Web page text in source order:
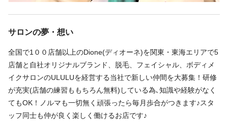
10:00〜15:00
14:00〜19:00
16:00〜21:00
シフト制
ご希望の勤務時間があればご相談ください。（上記時間より長時
間或いは短時間可）
実際に入社1年目で店長に抜擢された人もいますよ♪
“お客様に近い存在”として武器になります｡
｢美容に興味はあるから｣｢エステに通うのが好きだから♪｣とスター
トの理由は何でもOKです！
Dioneで美容好きな仲間に囲まれて仕事をしてみませんか？
サロンの夢・想い
全国で1００店舗以上のDione(ディオーネ)を関東・東海エリアで5
店舗と自社オリジナルブランド、脱毛、フェイシャル、ボディメ
イクサロンのULULUを経営する当社で新しい仲間を大募集！研修
が充実(店舗の練習ももちろん無料)している為､知識や経験がなく
てもOK！ノルマも一切無く頑張ったら毎月歩合がつきます♪スタ
ッフ同士も仲が良く楽しく働けるお店です♪